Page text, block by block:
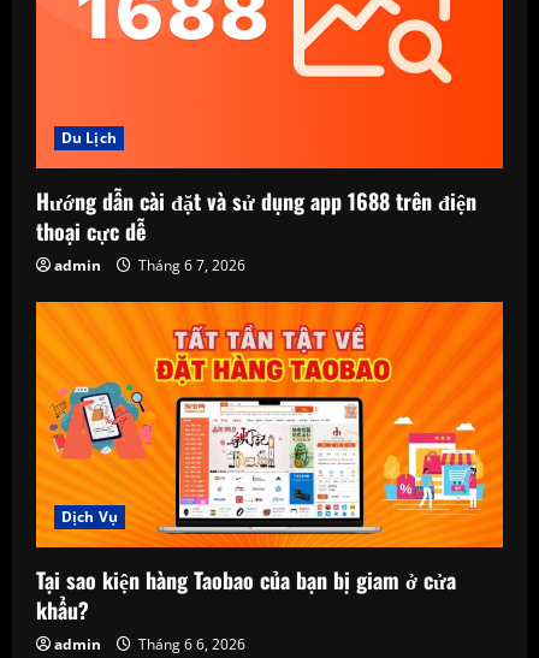
Du Lịch
Hướng dẫn cài đặt và sử dụng app 1688 trên điện
thoại cực dễ
admin Tháng 6 7, 2026
Dịch Vụ
Tại sao kiện hàng Taobao của bạn bị giam ở cửa
khẩu?
admin Tháng 6 6, 2026